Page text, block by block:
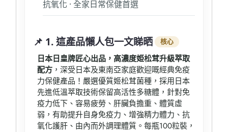
抗氧化 · 全家日常保健首選
📌 1. 這產品懶人包一文睇晒 核心
日本日皇牌匠心出品，高濃度姫松茸升級萃取
配方 ，深受日本及東南亞家庭歡迎嘅經典免疫
力保健產品！嚴選優質姬松茸菌種，採用日本
先進低溫萃取技術保留高活性多糖體，針對免
疫力低下、容易疲勞、肝臟負擔重、體質虛
弱，有助提升自身免疫力、增強精力體力、抗
氧化護肝、由內而外調理體質。每瓶100粒裝，